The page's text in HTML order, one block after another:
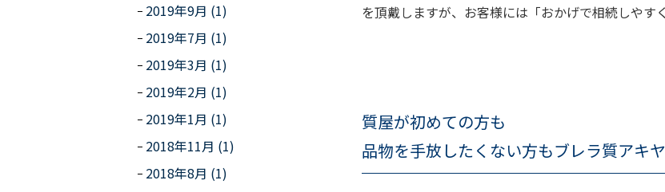
を頂戴しますが、お客様には「おかげで相続しやす
質屋が初めての方も
品物を手放したくない方もブレラ質アキ
2019年9月 (1)
2019年7月 (1)
2019年3月 (1)
2019年2月 (1)
2019年1月 (1)
2018年11月 (1)
2018年8月 (1)